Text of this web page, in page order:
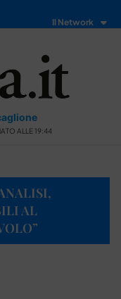
Il Network
ALLE 19:44
AL